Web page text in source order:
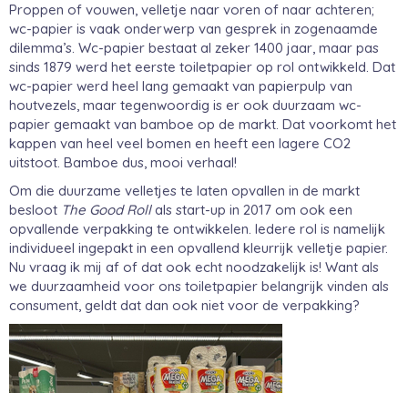
Proppen of vouwen, velletje naar voren of naar achteren;
wc-papier is vaak onderwerp van gesprek in zogenaamde
dilemma’s. Wc-papier bestaat al zeker 1400 jaar, maar pas
sinds 1879 werd het eerste toiletpapier op rol ontwikkeld. Dat
wc-papier werd heel lang gemaakt van papierpulp van
houtvezels, maar tegenwoordig is er ook duurzaam wc-
papier gemaakt van bamboe op de markt. Dat voorkomt het
kappen van heel veel bomen en heeft een lagere CO2
uitstoot. Bamboe dus, mooi verhaal!
Om die duurzame velletjes te laten opvallen in de markt
besloot The Good Rollals start-up in 2017 om ook een
opvallende verpakking te ontwikkelen. Iedere rol is namelijk
individueel ingepakt in een opvallend kleurrijk velletje papier.
Nu vraag ik mij af of dat ook echt noodzakelijk is! Want als
we duurzaamheid voor ons toiletpapier belangrijk vinden als
consument, geldt dat dan ook niet voor de verpakking?